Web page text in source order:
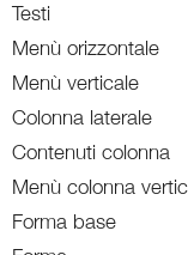
Testi
Menù orizzontale
Menù verticale
Colonna laterale
Contenuti colonna
Menù colonna
Forma base